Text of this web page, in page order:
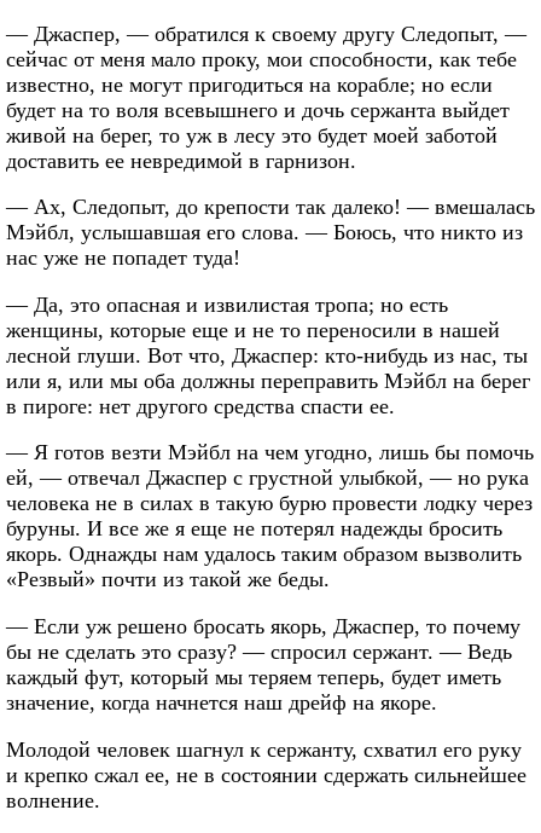
— Джаспер, — обратился к своему другу Следопыт, —
сейчас от меня мало проку, мои способности, как тебе
известно, не могут пригодиться на корабле; но если
будет на то воля всевышнего и дочь сержанта выйдет
живой на берег, то уж в лесу это будет моей заботой
доставить ее невредимой в гарнизон.
— Ах, Следопыт, до крепости так далеко! — вмешалась
Мэйбл, услышавшая его слова. — Боюсь, что никто из
нас уже не попадет туда!
— Да, это опасная и извилистая тропа; но есть
женщины, которые еще и не то переносили в нашей
лесной глуши. Вот что, Джаспер: кто-нибудь из нас, ты
или я, или мы оба должны переправить Мэйбл на берег
в пироге: нет другого средства спасти ее.
— Я готов везти Мэйбл на чем угодно, лишь бы помочь
ей, — отвечал Джаспер с грустной улыбкой, — но рука
человека не в силах в такую бурю провести лодку через
буруны. И все же я еще не потерял надежды бросить
якорь. Однажды нам удалось таким образом вызволить
«Резвый» почти из такой же беды.
— Если уж решено бросать якорь, Джаспер, то почему
бы не сделать это сразу? — спросил сержант. — Ведь
каждый фут, который мы теряем теперь, будет иметь
значение, когда начнется наш дрейф на якоре.
Молодой человек шагнул к сержанту, схватил его руку
и крепко сжал ее, не в состоянии сдержать сильнейшее
волнение.